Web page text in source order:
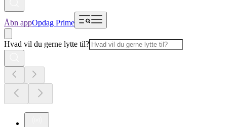
Åbn appOpdag Prime
Hvad vil du gerne lytte til?